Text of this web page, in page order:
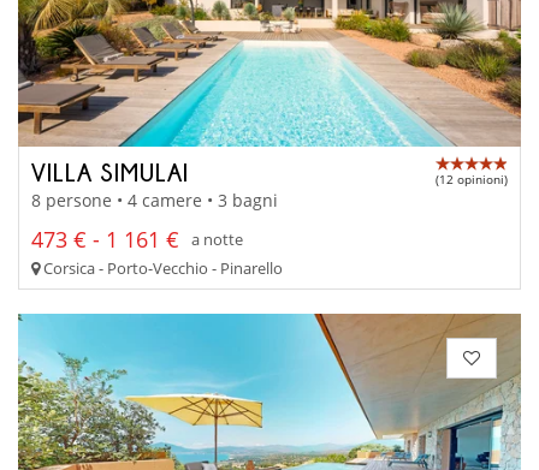
VILLA SIMULAI (12 opinioni)
8 persone • 4 camere • 3 bagni
473 € - 1 161 €
a notte
Corsica - Porto-Vecchio - Pinarello